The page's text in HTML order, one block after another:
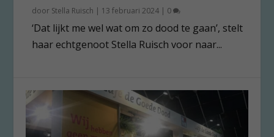
door Stella Ruisch | 13 februari 2024 | 0
‘Dat lijkt me wel wat om zo dood te gaan’, stelt
haar echtgenoot Stella Ruisch voor naar...